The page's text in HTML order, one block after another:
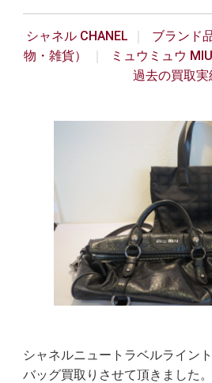
シャネル CHANEL
ブランド
物・雑貨）
ミュウミュウ
過去の買取実
シャネルニュートラベルライン
バッグ買取りさせて頂きました。